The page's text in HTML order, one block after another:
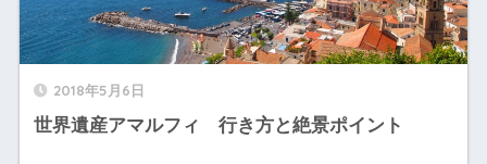
2018年5月6日
世界遺産アマルフィ 行き方と絶景ポイント